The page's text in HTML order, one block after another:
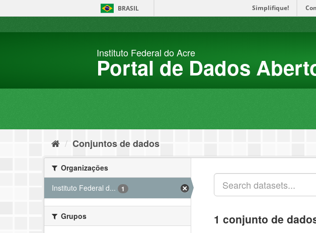
BRASIL Simplifique!
Instituto Federal do Acre
Portal de Dados
Conjuntos de dados
Organizações
Instituto Federal d...
1
Grupos 1 conjunto de